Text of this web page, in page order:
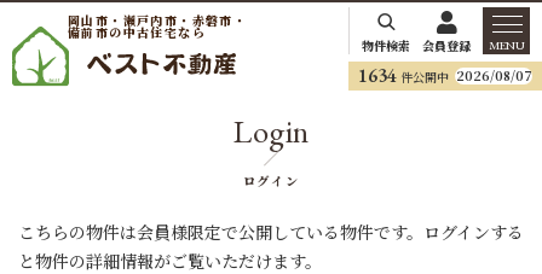
岡山市・瀬戸内市・赤磐市・
備前市の中古住宅なら
物件検索 会員登録 MENU
1634 件公開中 2026/08/07
Login
ログイン
こちらの物件は会員様限定で公開している物件です。ログインする
と物件の詳細情報がご覧いただけます。